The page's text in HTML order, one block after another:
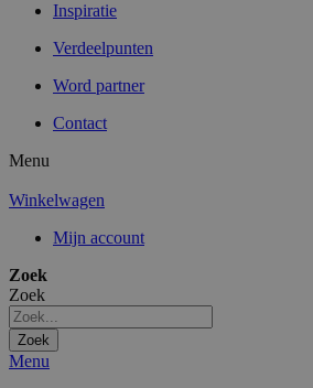
Inspiratie
Verdeelpunten
Word partner
Contact
Menu
Winkelwagen
Mijn account
Zoek
Zoek
Zoek
Menu